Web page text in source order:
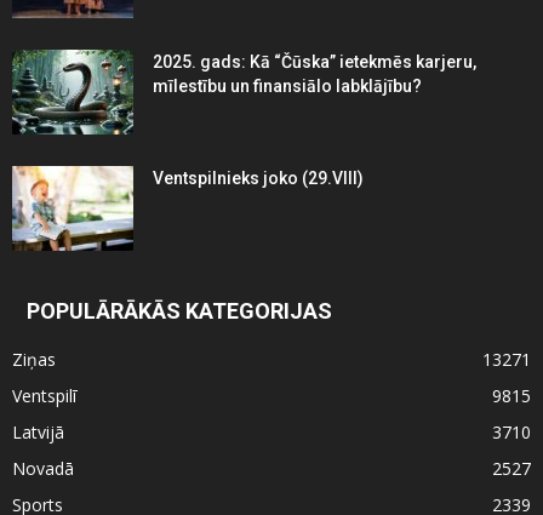
2025. gads: Kā “Čūska” ietekmēs karjeru,
mīlestību un finansiālo labklājību?
Ventspilnieks joko (29.VIII)
POPULĀRĀKĀS KATEGORIJAS
Ziņas
13271
Ventspilī
9815
Latvijā
3710
Novadā
2527
Sports
2339